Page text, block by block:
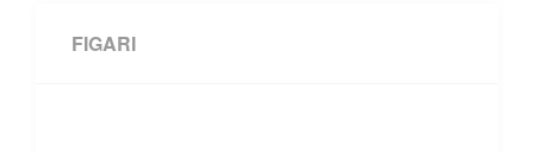
FIGARI